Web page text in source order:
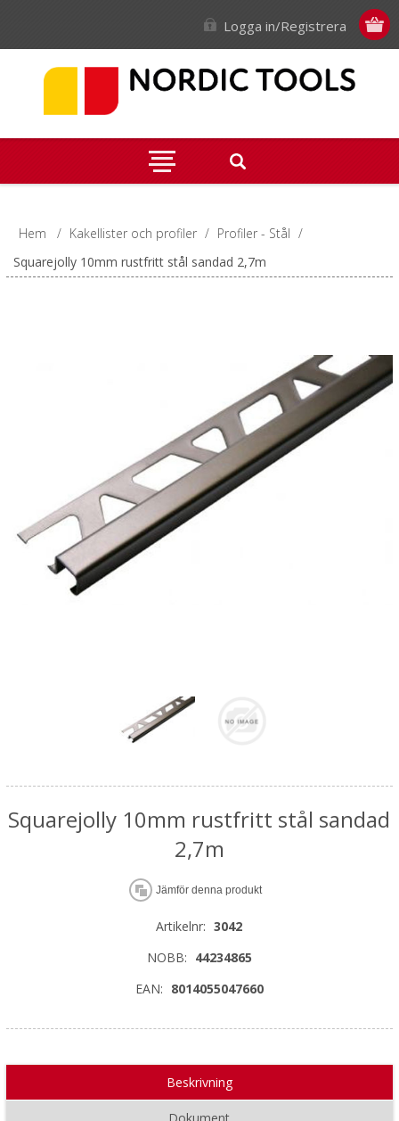
Logga in/Registrera
Hem / Kakellister och profiler / Profiler - Stål /
Squarejolly 10mm rustfritt stål sandad 2,7m
Squarejolly 10mm rustfritt stål sandad
2,7m
Jämför denna produkt
Artikelnr: 3042
NOBB: 44234865
EAN: 8014055047660
Beskrivning
Dokument